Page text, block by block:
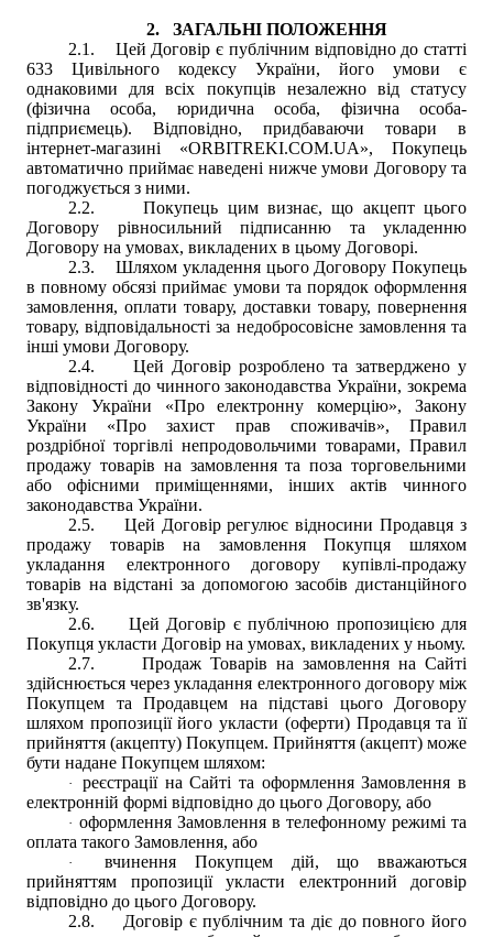
2.
ЗАГАЛЬНІ ПОЛОЖЕННЯ
2.1.
Цей Договір є публічним відповідно до статті
633 Цивільного кодексу України, його умови є
однаковими для всіх покупців незалежно від статусу
(фізична особа, юридична особа, фізична особа-
підприємець). Відповідно, придбаваючи товари в
інтернет-магазині «ORBITREKI.COM.UA», Покупець
автоматично приймає наведені нижче умови Договору та
погоджується з ними.
2.2.
Покупець цим визнає, що акцепт цього
Договору рівносильний підписанню та укладенню
Договору на умовах, викладених в цьому Договорі.
2.3.
Шляхом укладення цього Договору Покупець
в повному обсязі приймає умови та порядок оформлення
замовлення, оплати товару, доставки товару, повернення
товару, відповідальності за недобросовісне замовлення та
інші умови Договору.
2.4.
Цей Договір розроблено та затверджено у
відповідності до чинного законодавства України, зокрема
Закону України «Про електронну комерцію», Закону
України «Про захист прав споживачів», Правил
роздрібної торгівлі непродовольчими товарами, Правил
продажу товарів на замовлення та поза торговельними
або офісними приміщеннями, інших актів чинного
законодавства України.
2.5.
Цей Договір регулює відносини Продавця з
продажу товарів на замовлення Покупця шляхом
укладання електронного договору купівлі-продажу
товарів на відстані за допомогою засобів дистанційного
зв'язку.
2.6.
Цей Договір є публічною пропозицією для
Покупця укласти Договір на умовах, викладених у ньому.
2.7.
Продаж Товарів на замовлення на Сайті
здійснюється через укладання електронного договору між
Покупцем та Продавцем на підставі цього Договору
шляхом пропозиції його укласти (оферти) Продавця та її
прийняття (акцепту) Покупцем. Прийняття (акцепт) може
бути надане Покупцем шляхом:
·
реєстрації на Сайті та оформлення Замовлення в
електронній формі відповідно до цього Договору, або
· оформлення Замовлення в телефонному режимі та
оплата такого Замовлення, або
·
вчинення Покупцем дій, що вважаються
прийняттям пропозиції укласти електронний договір
відповідно до цього Договору.
2.8.
Договір є публічним та діє до повного його